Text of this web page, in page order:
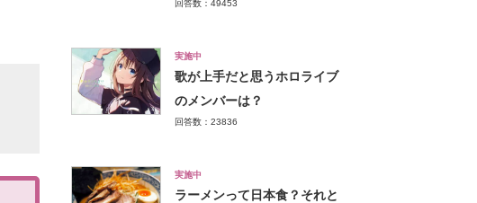
回答数：49453
実施中
歌が上手だと思うホロライブ
のメンバーは？
回答数：23836
実施中
ラーメンって日本食？それと